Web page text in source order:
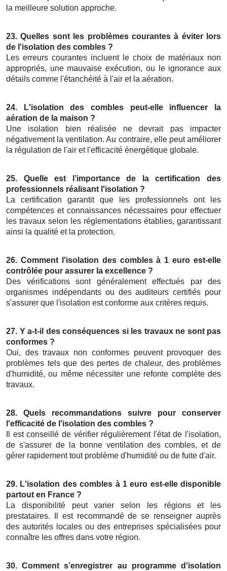
la meilleure solution approche.
23. Quelles sont les problèmes courantes à éviter lors
de l'isolation des combles ?
Les erreurs courantes incluent le choix de matériaux non
appropriés, une mauvaise exécution, ou le ignorance aux
détails comme l'étanchéité à l'air et la aération.
24. L'isolation des combles peut-elle influencer la
aération de la maison ?
Une isolation bien réalisée ne devrait pas impacter
négativement la ventilation. Au contraire, elle peut améliorer
la régulation de l'air et l'efficacité énergétique globale.
25. Quelle est l’importance de la certification des
professionnels réalisant l'isolation ?
La certification garantit que les professionnels ont les
compétences et connaissances nécessaires pour effectuer
les travaux selon les réglementations établies, garantissant
ainsi la qualité et la protection.
26. Comment l'isolation des combles à 1 euro est-elle
contrôlée pour assurer la excellence ?
Des vérifications sont généralement effectués par des
organismes indépendants ou des auditeurs certifiés pour
s'assurer que l'isolation est conforme aux critères requis.
27. Y a-t-il des conséquences si les travaux ne sont pas
conformes ?
Oui, des travaux non conformes peuvent provoquer des
problèmes tels que des pertes de chaleur, des problèmes
d'humidité, ou même nécessiter une refonte complète des
travaux.
28. Quels recommandations suivre pour conserver
l'efficacité de l'isolation des combles ?
Il est conseillé de vérifier régulièrement l'état de l'isolation,
de s'assurer de la bonne ventilation des combles, et de
gérer rapidement tout problème d'humidité ou de fuite d'air.
29. L'isolation des combles à 1 euro est-elle disponible
partout en France ?
La disponibilité peut varier selon les régions et les
prestataires. Il est recommandé de se renseigner auprès
des autorités locales ou des entreprises spécialisées pour
connaître les offres dans votre région.
30. Comment s’enregistrer au programme d'isolation